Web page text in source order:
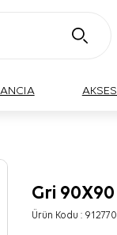
Gri
Ürün Kodu :